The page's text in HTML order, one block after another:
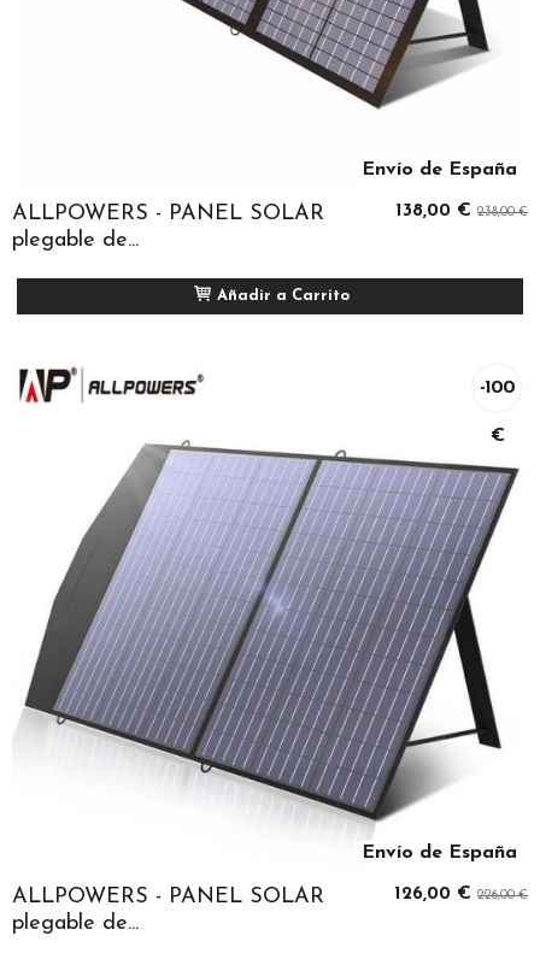
Envío de España
ALLPOWERS - PANEL SOLAR
plegable de...
138,00 € 238,00 €
Añadir a Carrito
Envío de España
-100
€
ALLPOWERS - PANEL SOLAR
plegable de...
126,00 € 226,00 €